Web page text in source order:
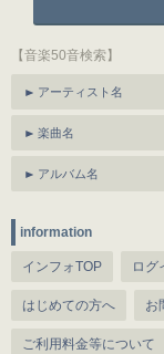
【音楽50音検索】
アーティスト名
楽曲名
アルバム名
information
インフォTOP ログ
はじめての方へ お
ご利用料金等について